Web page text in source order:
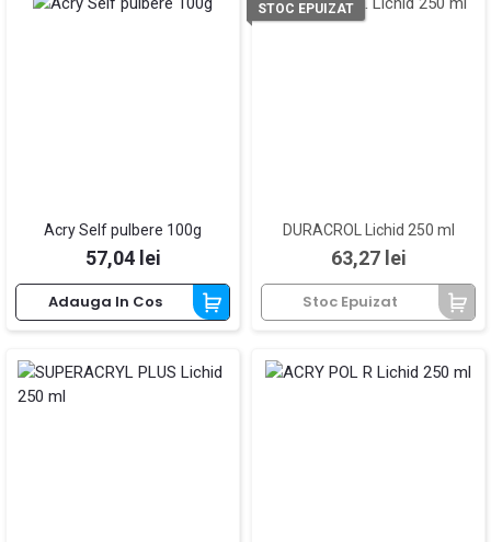
Acry Self pulbere 100g
Pret
57,04 lei
Adauga In Cos
DURACROL Lichid 250 ml
Pret
63,27 lei
Stoc Epuizat
STOC EPUIZAT